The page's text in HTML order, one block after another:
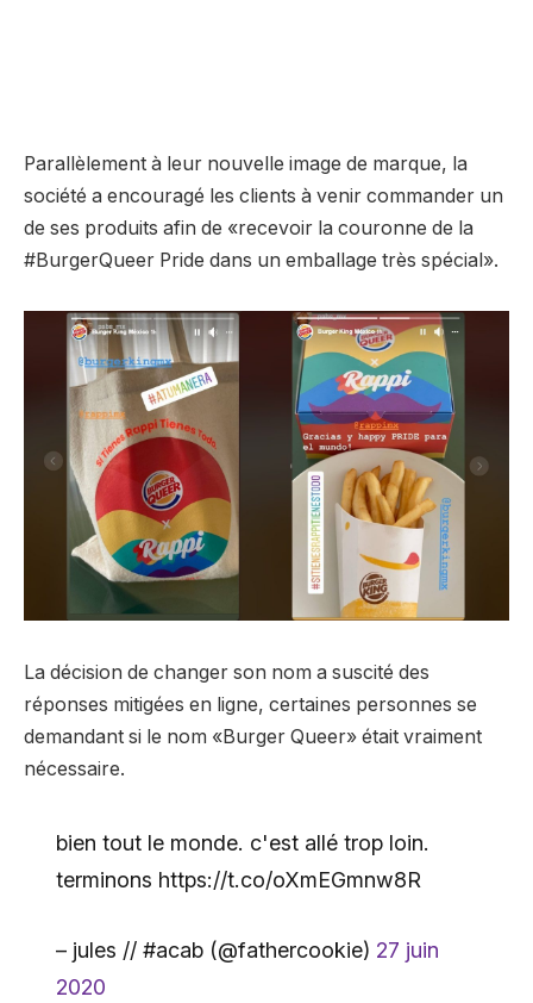
Parallèlement à leur nouvelle image de marque, la
société a encouragé les clients à venir commander un
de ses produits afin de «recevoir la couronne de la
#BurgerQueer Pride dans un emballage très spécial».
La décision de changer son nom a suscité des
réponses mitigées en ligne, certaines personnes se
demandant si le nom «Burger Queer» était vraiment
nécessaire.
bien tout le monde. c'est allé trop loin.
terminons https://t.co/oXmEGmnw8R
– jules // #acab (@fathercookie) 27 juin
2020